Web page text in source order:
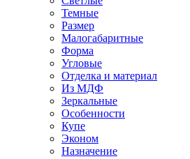
Темные
Размер
Малогабаритные
Форма
Угловые
Отделка и материал
Из МДФ
Зеркальные
Особенности
Купе
Эконом
Назначение